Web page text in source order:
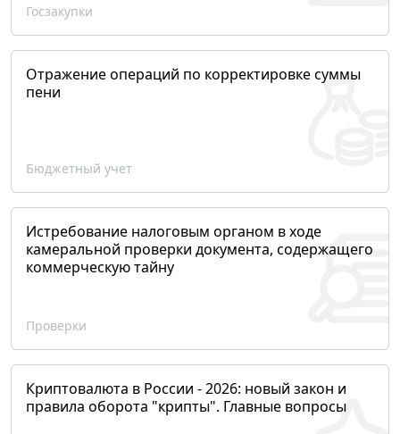
Госзакупки
Отражение операций по корректировке суммы
пени
Бюджетный учет
Истребование налоговым органом в ходе
камеральной проверки документа, содержащего
коммерческую тайну
Проверки
Криптовалюта в России - 2026: новый закон и
правила оборота "крипты". Главные вопросы